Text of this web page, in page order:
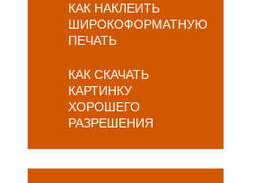
КАК НАКЛЕИТЬ
ШИРОКОФОРМАТНУЮ
ПЕЧАТЬ
КАК СКАЧАТЬ
КАРТИНКУ
ХОРОШЕГО
РАЗРЕШЕНИЯ